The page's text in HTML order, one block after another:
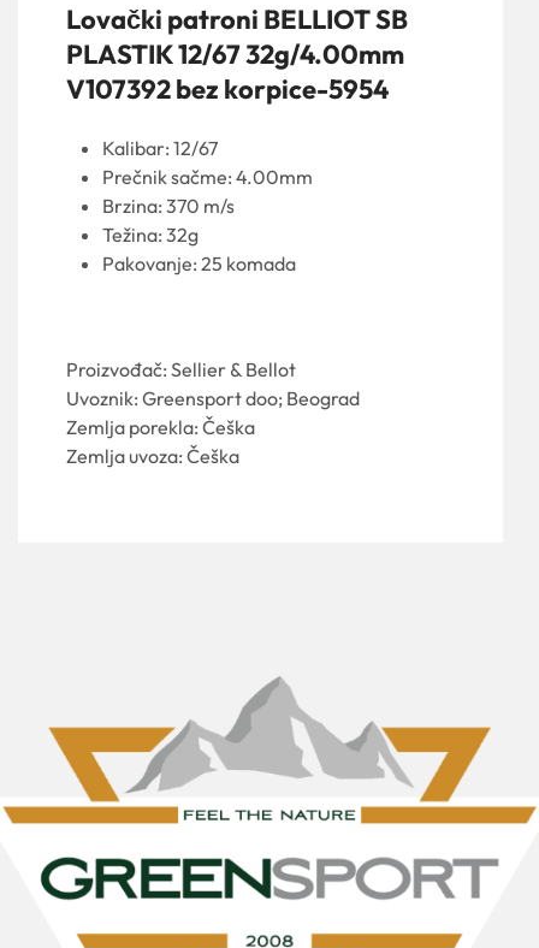
Lovački patroni BELLIOT SB
PLASTIK 12/67 32g/4.00mm
V107392 bez korpice-5954
Kalibar: 12/67
Prečnik sačme: 4.00mm
Brzina: 370 m/s
Težina: 32g
Pakovanje: 25 komada
Proizvođač: Sellier & Bellot
Uvoznik: Greensport doo; Beograd
Zemlja porekla: Češka
Zemlja uvoza: Češka